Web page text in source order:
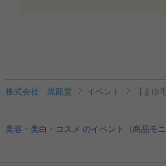
株式会社 黒龍堂 イベント 【まゆ
美容・美白・コスメ のイベント（商品モ